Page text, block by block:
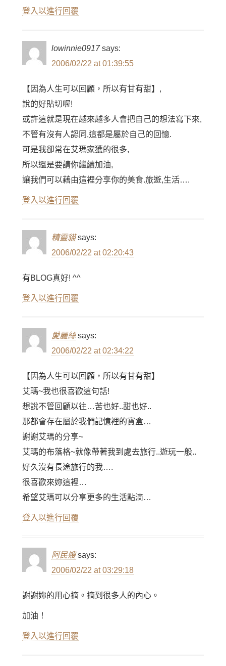
登入以進行回覆
lowinnie0917 says:
2006/02/22 at 01:39:55
【因為人生可以回顧，所以有甘有甜】,
說的好貼切喔!
或許這就是現在越來越多人會把自己的想法寫下來,
不管有沒有人認同,這都是屬於自己的回憶.
可是我卻常在艾瑪家獲的很多,
所以還是要請你繼續加油,
讓我們可以藉由這裡分享你的美食.旅遊,生活….
登入以進行回覆
精靈貓 says:
2006/02/22 at 02:20:43
有BLOG真好! ^^
登入以進行回覆
愛麗絲 says:
2006/02/22 at 02:34:22
【因為人生可以回顧，所以有甘有甜】
艾瑪~我也很喜歡這句話!
想說不管回顧以往…苦也好..甜也好..
那都會存在屬於我們記憶裡的寶盒…
謝謝艾瑪的分享~
艾瑪的布落格~就像帶著我到處去旅行..遊玩一般..
好久沒有長途旅行的我….
很喜歡來妳這裡…
希望艾瑪可以分享更多的生活點滴…
登入以進行回覆
阿民嫂 says:
2006/02/22 at 03:29:18
謝謝妳的用心摘。摘到很多人的內心。
加油！
登入以進行回覆